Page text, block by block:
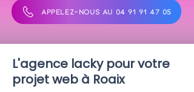
APPELEZ-NOUS AU 04 91 91 47 05
L'agence lacky pour votre
projet web à Roaix